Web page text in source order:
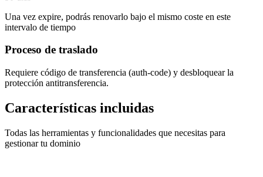
Una vez expire, podrás renovarlo bajo el mismo coste en este
intervalo de tiempo
Proceso de traslado
Requiere código de transferencia (auth-code) y desbloquear la
protección antitransferencia.
Características incluidas
Todas las herramientas y funcionalidades que necesitas para
gestionar tu dominio